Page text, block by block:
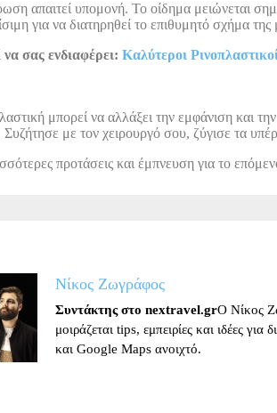
απαιτεί υπομονή. Το οίδημα μειώνεται
για να διατηρηθεί το επιθυμητό σχήμα της
σας ενδιαφέρει: Καλύτεροι
μπορεί να αλλάξει την εμφάνιση και
με τον χειρουργό σου, ζύγισε τα
προτάσεις και έμπνευση για το
Νίκος Ζωγράφος
Συντάκτης στο nextravel.grΟ Νίκος
μοιράζεται tips, εμπειρίες και ιδέες
και Google Maps ανοιχτό.